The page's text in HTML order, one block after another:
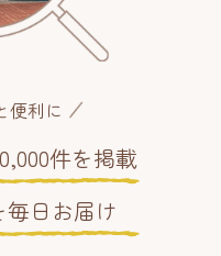
便利に
件を掲載
日お届け